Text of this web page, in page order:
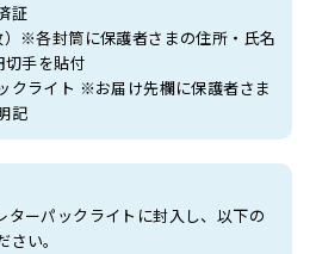
証
※各封筒に保護者さまの住所・氏名
切手を貼付
クライト ※お届け先欄に保護者さま
記
ターパックライトに封入し、以下の
い。